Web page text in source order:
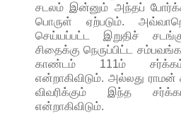
சடலம் இன்னும் அந்தப்
பொருள் ஏற்படும்.
செய்யப்பட்ட இறுதிச்
சிதைக்கு நெருப்பிட்ட
காண்டம் 111ம்
என்றாகிவிடும். அல்லது
விவரிக்கும் இந்த
என்றாகிவிடும்.